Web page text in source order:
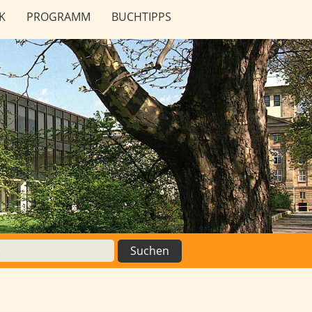
PROGRAMM
BUCHTIPPS